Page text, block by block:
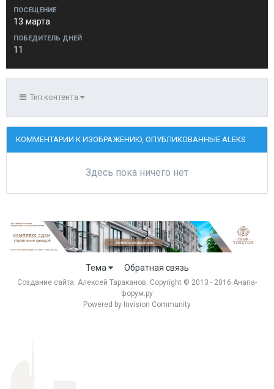
ПОСЕЩЕНИЕ
13 марта
ПОБЕДИТЕЛЬ ДНЕЙ
11
Тип контента
КОММЕНТАРИИ К ИЗОБРАЖЕНИЮ, ОПУБЛИКОВАННЫЕ ALEKS
Здесь пока ничего нет
Тема Обратная связь
Создание сайта: Алексей Тараканов . Copyright © 2013 - 2016 Анапа-
форум.ру
Powered by Invision Community